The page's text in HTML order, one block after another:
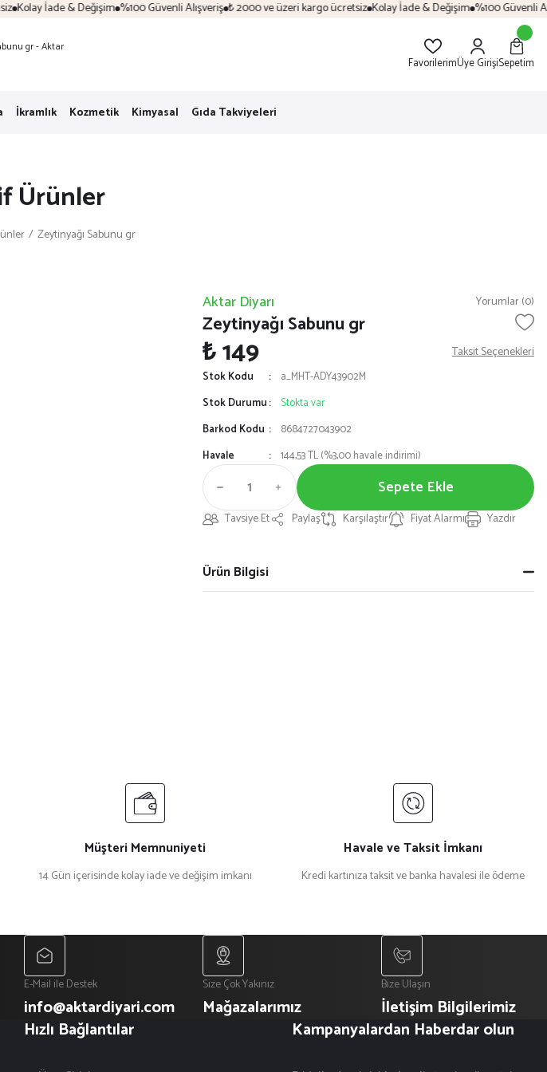
Kolay İade & Değişim %100 Güvenli Alışveriş ₺ 2000 ve üzeri kargo ücretsiz Kolay İade & Değişim %100 Güvenli
FavorilerimÜye GirişiSepetim
İkramlık Kozmetik Kimyasal Gıda Takviyeleri
Ürünler
Zeytinyağı Sabunu gr
Aktar Diyarı Yorumlar (0)
Zeytinyağı Sabunu gr
₺ 149 Taksit Seçenekleri
Stok Kodu
a_MHT-ADY43902M
Stok Durumu
Stokta var
Barkod Kodu
8684727043902
Havale
144,53 TL (%3,00 havale indirimi)
Sepete Ekle
Tavsiye Et Paylaş Karşılaştır Fiyat Alarmı Yazdır
Ürün Bilgisi
Müşteri Memnuniyeti
14 Gün içerisinde kolay iade ve değişim imkanı
Havale ve Taksit İmkanı
Kredi kartınıza taksit ve banka havalesi ile ödeme
E-Mail ile Destek
info@aktardiyari.com
Size Çok Yakınız
Mağazalarımız
Bize Ulaşın
İletişim Bilgilerimiz
Hızlı Bağlantılar Kampanyalardan Haberdar olun